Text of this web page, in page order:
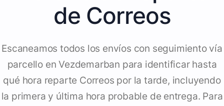
de Correos
Escaneamos todos los envíos con seguimiento vía
parcello en Vezdemarban para identificar hasta
qué hora reparte Correos por la tarde, incluyendo
la primera y última hora probable de entrega. Para